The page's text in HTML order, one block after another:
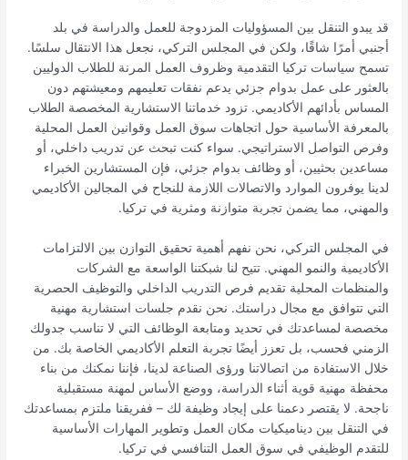
قد يبدو التنقل بين المسؤوليات المزدوجة للعمل والدراسة في بلد
أجنبي أمرًا شاقًا، ولكن في المجلس التركي، نجعل هذا الانتقال سلسًا.
تسمح سياسات تركيا التقدمية وظروف العمل المرنة للطلاب الدوليين
بالعثور على عمل بدوام جزئي يدعم نفقات تعليمهم ومعيشتهم دون
المساس بأدائهم الأكاديمي. تزود خدماتنا الاستشارية المخصصة الطلاب
بالمعرفة الأساسية حول اتجاهات سوق العمل وقوانين العمل المحلية
وفرص التواصل الاستراتيجي. سواء كنت تبحث عن تدريب داخلي، أو
مساعدين بحثيين، أو وظائف بدوام جزئي، فإن المستشارين الخبراء
لدينا يوفرون الموارد والاتصالات اللازمة للنجاح في المجالين الأكاديمي
والمهني، مما يضمن تجربة متوازنة ومثرية في تركيا.
في المجلس التركي، نحن نفهم أهمية تحقيق التوازن بين الالتزامات
الأكاديمية والنمو المهني. تتيح لنا شبكتنا الواسعة مع الشركات
والمنظمات المحلية تقديم فرص التدريب الداخلي والتوظيف الحصرية
التي تتوافق مع مجال دراستك. نحن نقدم جلسات استشارية مهنية
مخصصة لمساعدتك في تحديد ومتابعة الوظائف التي لا تناسب جدولك
الزمني فحسب، بل تعزز أيضًا تجربة التعلم الأكاديمي الخاصة بك. من
خلال الاستفادة من اتصالاتنا ورؤى الصناعة لدينا، فإننا نمكنك من بناء
محفظة مهنية قوية أثناء الدراسة، ووضع الأساس لمهنة مستقبلية
ناجحة. لا يقتصر دعمنا على إيجاد وظيفة لك – ففريقنا ملتزم بمساعدتك
في التنقل بين ديناميكيات مكان العمل وتطوير المهارات الأساسية
للتقدم الوظيفي في سوق العمل التنافسي في تركيا.